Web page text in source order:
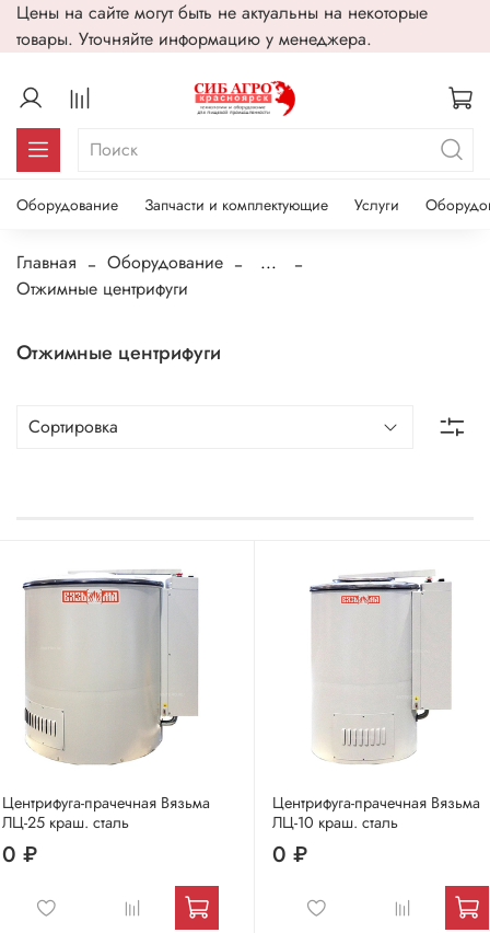
Цены на сайте могут быть не актуальны на некоторые
товары. Уточняйте информацию у менеджера.
Оборудование Запчасти и комплектующие Услуги
Главная Оборудование
...
Отжимные центрифуги
Отжимные центрифуги
Центрифуга-прачечная Вязьма
ЛЦ-25 краш. сталь
0 ₽
Центрифуга-прачечная Вязьма
ЛЦ-10 краш. сталь
0 ₽